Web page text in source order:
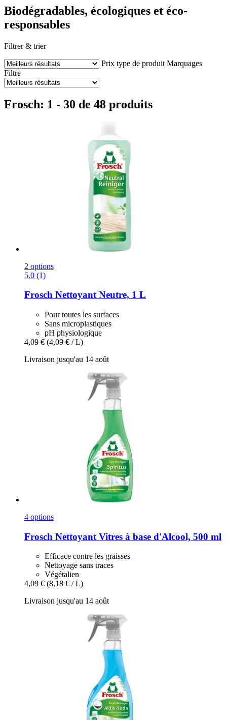
Biodégradables, écologiques et éco-
responsables
Filtrer & trier
Prix type de produit Marquages
Filtre
Frosch: 1 - 30 de 48 produits
2 options
5.0 (1)
Frosch Nettoyant Neutre, 1 L
Pour toutes les surfaces
Sans microplastiques
pH physiologique
4,09 € (4,09 € / L)
Livraison jusqu'au 14 août
4 options
Frosch Nettoyant Vitres à base d'Alcool, 500 ml
Efficace contre les graisses
Nettoyage sans traces
Végétalien
4,09 € (8,18 € / L)
Livraison jusqu'au 14 août